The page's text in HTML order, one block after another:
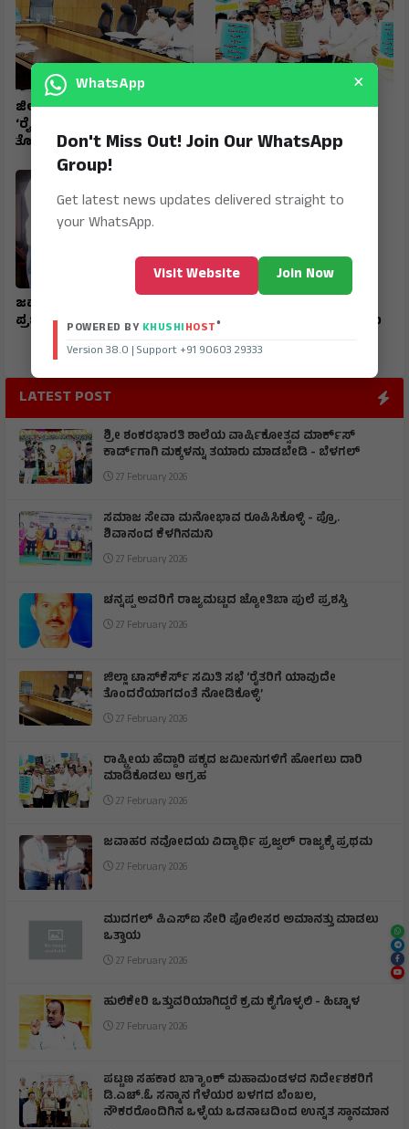
ಜಿಲ್ಲಾ ಟಾಸ್‌‌ಕೆರ್ಸ್ ಸಮಿತಿ ಸಭೆ
‘ರೈತರಿಗೆ ಯಾವುದೇ
ತೊಂದರೆಯಾಗದಂತೆ ನೋಡಿಕೊಳ್ಳಿ’
ರಾಷ್ಟ್ರೀಯ ಹೆದ್ದಾರಿ ಪಕ್ಕದ
ಮಾಡಿಕೊಡಲು ಆಗ್ರಹ
ಜವಾಹರ ನವೋದಯ ವಿದ್ಯಾರ್ಥಿ
ಪ್ರಜ್ವಲ್ ರಾಜ್ಯಕ್ಕೆ ಪ್ರಥಮ
ಪೊಲೀಸರ ಅಮಾನತ್ತು ಮಾಡಲು
LATEST POST
ಶ್ರೀ ಶಂಕರಭಾರತಿ ಶಾಲೆಯ ವಾರ್ಷಿಕೋತ್ಸವ ಮಾರ್ಕ್‌ಸ್‌
ಕಾರ್ಡ್‌ಗಾಗಿ ಮಕ್ಕಳನ್ನು ತಯಾರು ಮಾಡಬೇಡಿ - ಬೆಳಗಲ್
27 February 2026
ಸಮಾಜ ಸೇವಾ ಮನೋಭಾವ ರೂಪಿಸಿಕೊಳ್ಳಿ - ಪ್ರೊ.
ಶಿವಾನಂದ ಕೆಳಗಿನಮನಿ
27 February 2026
ಚನ್ನಪ್ಪ ಅವರಿಗೆ ರಾಜ್ಯಮಟ್ಟದ ಜ್ಯೋತಿಬಾ ಪುಲೆ ಪ್ರಶಸ್ತಿ
27 February 2026
ಜಿಲ್ಲಾ ಟಾಸ್‌‌ಕೆರ್ಸ್ ಸಮಿತಿ ಸಭೆ ‘ರೈತರಿಗೆ ಯಾವುದೇ
ತೊಂದರೆಯಾಗದಂತೆ ನೋಡಿಕೊಳ್ಳಿ’
27 February 2026
ರಾಷ್ಟ್ರೀಯ ಹೆದ್ದಾರಿ ಪಕ್ಕದ ಜಮೀನುಗಳಿಗೆ ಹೋಗಲು ದಾರಿ
ಮಾಡಿಕೊಡಲು ಆಗ್ರಹ
27 February 2026
ಜವಾಹರ ನವೋದಯ ವಿದ್ಯಾರ್ಥಿ ಪ್ರಜ್ವಲ್ ರಾಜ್ಯಕ್ಕೆ ಪ್ರಥಮ
27 February 2026
ಮುದಗಲ್ ಪಿಎಸ್‌ಐ ಸೇರಿ ಪೊಲೀಸರ ಅಮಾನತ್ತು ಮಾಡಲು
ಒತ್ತಾಯ
27 February 2026
ಹುಲಿಕೇರಿ ಒತ್ತುವರಿಯಾಗಿದ್ದರೆ ಕ್ರಮ ಕೈಗೊಳ್ಳಲಿ - ಹಿಟ್ನಾಳ
27 February 2026
ಪಟ್ಟಣ ಸಹಕಾರ ಬ್ಯಾಾಂಕ್ ಮಹಾಮಂಡಳದ ನಿರ್ದೇಶಕರಿಗೆ
ಡಿ.ಎಚ್.ಓ ಸನ್ಮಾನ ಗೆಳೆಯರ ಬಳಗದ ಬೆಂಬಲ,
ನೌಕರರೊಂದಿಗಿನ ಒಳ್ಳೆಯ ಒಡನಾಟದಿಂದ ಉನ್ನತ ಸ್ಥಾನಮಾನ
WhatsApp ×
Don't Miss Out! Join Our WhatsApp
Group!
Get latest news updates delivered straight to
your WhatsApp.
Visit Website Join Now
POWERED BY KHUSHIHOST®
Version 38.0 | Support +91 90603 29333